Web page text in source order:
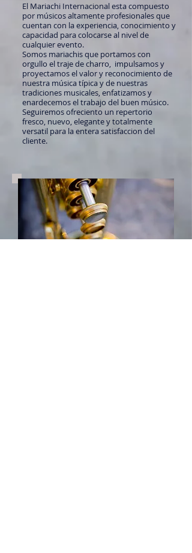
El Mariachi Internacional esta compuesto
por músicos altamente profesionales que
cuentan con la experiencia, conocimiento y
capacidad para colocarse al nivel de
cualquier evento.
Somos mariachis que portamos con
orgullo el traje de charro, impulsamos y
proyectamos el valor y reconocimiento de
nuestra música típica y de nuestras
tradiciones musicales, enfatizamos y
enardecemos el trabajo del buen músico.
Seguiremos ofreciento un repertorio
fresco, nuevo, elegante y totalmente
versatil para la entera satisfaccion del
cliente.